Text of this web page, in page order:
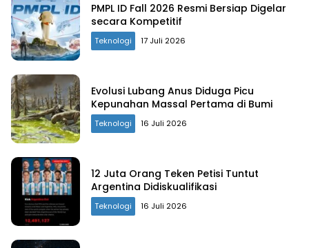
PMPL ID Fall 2026 Resmi Bersiap Digelar
secara Kompetitif
Teknologi 17 Juli 2026
Evolusi Lubang Anus Diduga Picu
Kepunahan Massal Pertama di Bumi
Teknologi 16 Juli 2026
12 Juta Orang Teken Petisi Tuntut
Argentina Didiskualifikasi
Teknologi 16 Juli 2026